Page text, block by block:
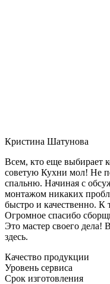
Кристина Шатунова
Всем, кто еще выбирает
советую Кухни мол! Не
спальню. Начиная с
монтажом никаких
быстро и качественно.
Огромное спасибо
Это мастер своего дела!
здесь.
Качество продукции
Уровень сервиса
Срок изготовления